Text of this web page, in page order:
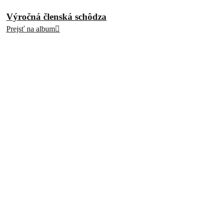
Výročná členská schôdza
Prejsť na album